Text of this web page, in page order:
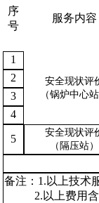
序
号
服务内容
1
安全现状评
（锅炉中心
2
3
4
5
安全现状评
（隔压站）
备注： 1.以上技术
2.以上费用